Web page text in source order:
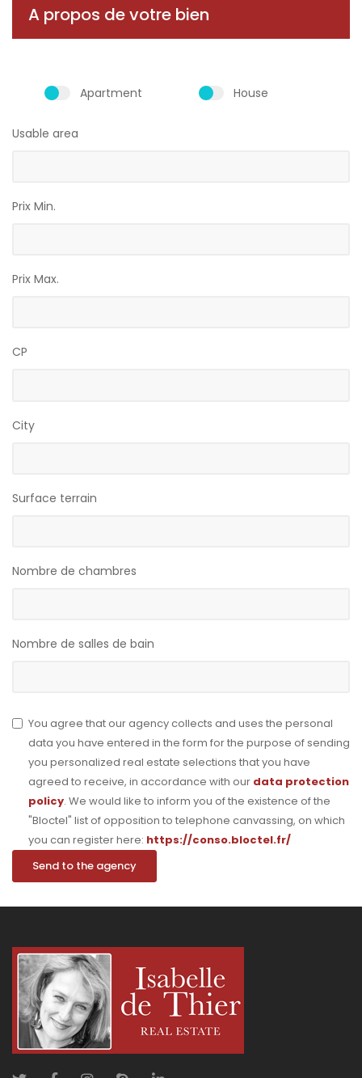
A propos de votre bien
Apartment House
Usable area
Prix Min.
Prix Max.
CP
City
Surface terrain
Nombre de chambres
Nombre de salles de bain
You agree that our agency collects and uses the personal
data you have entered in the form for the purpose of sending
you personalized real estate selections that you have
agreed to receive, in accordance with our data protection
policy. We would like to inform you of the existence of the
"Bloctel" list of opposition to telephone canvassing, on which
you can register here: https://conso.bloctel.fr/
Send to the agency